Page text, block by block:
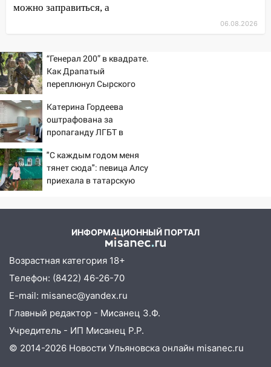
12:00
Где есть бензин в Ульяновске 7
случайно задушил его: суд вынес
приговор
11:38
полностью уничтожил дачный дом и
сарай
11:38
ЕГЭ с 2027 года
11:25
В Ульяновске ИИ будет выявлять
нарушителей на контейнерных
площадках
Ульяновская шахматистка
Валерия Клейменова выиграла два
золота в составе сборной мира
11:16 В Ульяновске открыли памятную
доску декабристу Кондратию Рылееву
10:40 В Ульяновске спасатели ночью
нашли потерявшегося в заброшенных
садах 79-летнего мужчину
можно заправиться, а
06.08.2026
“Генерал 200” в квадрате.
Как Драпатый
переплюнул Сырского
Катерина Гордеева
оштрафована за
пропаганду ЛГБТ в
Вести.ru
"С каждым годом меня
тянет сюда": певица Алсу
приехала в татарскую
ИНФОРМАЦИОННЫЙ ПОРТАЛ
Возрастная категория 18+
Телефон: (8422) 46-26-70
E-mail: misanec@yandex.ru
Главный редактор - Мисанец З.Ф.
Учредитель - ИП Мисанец Р.Р.
© 2014-2026 Новости Ульяновска онлайн misanec.ru